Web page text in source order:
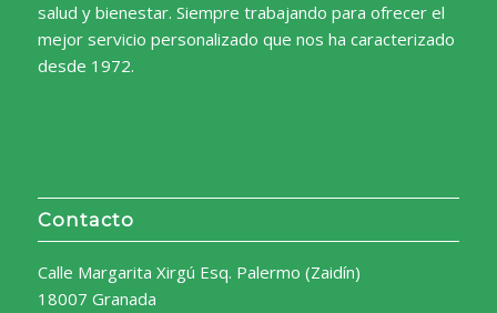
salud y bienestar. Siempre trabajando para ofrecer el
mejor servicio personalizado que nos ha caracterizado
desde 1972.
Contacto
Calle Margarita Xirgú Esq. Palermo (Zaidín)
18007 Granada